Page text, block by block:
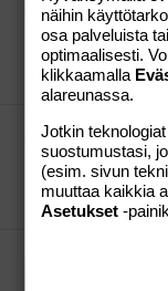
Punkkupullo
sinne!
inkuli
Viesti
onko nätti
Minusta tuo
kannata
inkuli
Viesti
näihin
osa palveluista
optimaalisesti.
klikkaamalla
alareunassa.
Jotkin
suostumustasi,
(esim. sivun
muuttaa kaikkia
Asetukset -